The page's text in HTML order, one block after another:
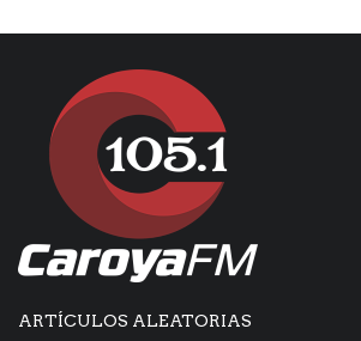
ARTÍCULOS ALEATORIAS